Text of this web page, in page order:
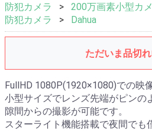
防犯カメラ
200万画素小型カ
防犯カメラ
Dahua
ただいま品切
FullHD 1080P(1920×1080)での映
小型サイズでレンズ先端がピンの
隙間からの撮影が可能です。
スターライト機能搭載で夜間でも